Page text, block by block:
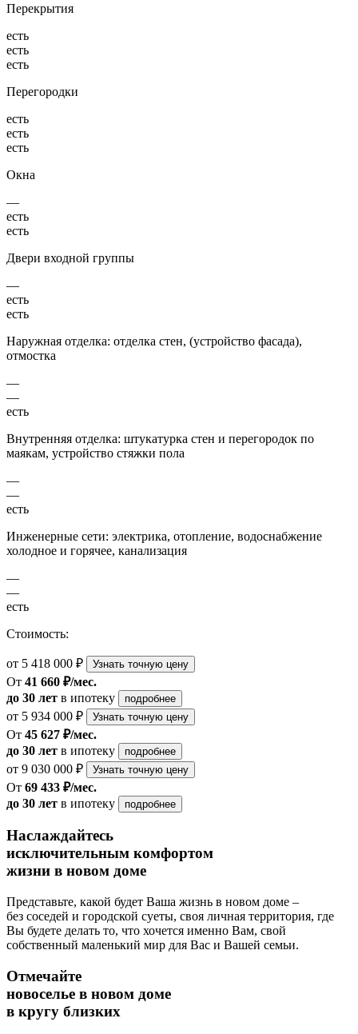
Перекрытия
есть
есть
есть
Перегородки
есть
есть
есть
Окна
—
есть
есть
Двери входной группы
—
есть
есть
Наружная отделка: отделка стен, (устройство фасада),
отмостка
—
—
есть
Внутренняя отделка: штукатурка стен и перегородок по
маякам, устройство стяжки пола
—
—
есть
Инженерные сети: электрика, отопление, водоснабжение
холодное и горячее, канализация
—
—
есть
Стоимость:
от 5 418 000 ₽ Узнать точную цену
От 41 660 ₽/мес.
до 30 лет в ипотеку подробнее
от 5 934 000 ₽ Узнать точную цену
От 45 627 ₽/мес.
до 30 лет в ипотеку подробнее
от 9 030 000 ₽ Узнать точную цену
От 69 433 ₽/мес.
до 30 лет в ипотеку подробнее
Наслаждайтесь
исключительным комфортом
жизни в новом доме
Представьте, какой будет Ваша жизнь в новом доме –
без соседей и городской суеты, своя личная территория, где
Вы будете делать то, что хочется именно Вам, свой
собственный маленький мир для Вас и Вашей семьи.
Отмечайте
новоселье в новом доме
в кругу близких